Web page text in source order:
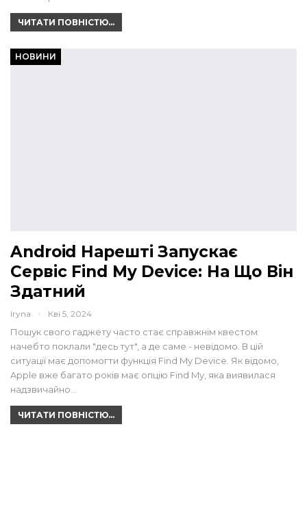
ЧИТАТИ ПОВНІСТЮ...
НОВИНИ
Android Нарешті Запускає
Сервіс Find My Device: На Що Він
Здатний
Iryna Кві 5, 2024
Пошук свого гаджету часто стає справжнім квестом:
начебто поклали "десь тут", а де саме - невідомо. В цій
ситуації має допомогти функція Find My Device. Як відомо,
Apple вже багато років має опцію Find My, яка виявилася
надзвичайно…
ЧИТАТИ ПОВНІСТЮ...